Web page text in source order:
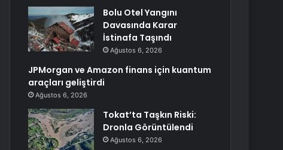
Bolu Otel Yangını
Davasında Karar
İstinafa Taşındı
Ağustos 6, 2026
JPMorgan ve Amazon finans için kuantum
araçları geliştirdi
Ağustos 6, 2026
Tokat’ta Taşkın Riski:
Dronla Görüntülendi
Ağustos 6, 2026